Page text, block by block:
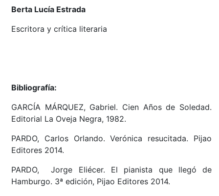
Berta Lucía Estrada
Escritora y crítica literaria
Bibliografía:
GARCÍA MÁRQUEZ, Gabriel. Cien Años de Soledad.
Editorial La Oveja Negra, 1982.
PARDO, Carlos Orlando. Verónica resucitada. Pijao
Editores 2014.
PARDO, Jorge Eliécer. El pianista que llegó de
Hamburgo. 3ª edición, Pijao Editores 2014.